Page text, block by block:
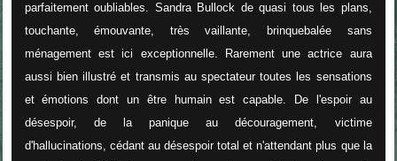
parfaitement oubliables. Sandra Bullock de quasi tous les plans,
touchante, émouvante, très vaillante, brinquebalée sans
ménagement est ici exceptionnelle. Rarement une actrice aura
aussi bien illustré et transmis au spectateur toutes les sensations
et émotions dont un être humain est capable. De l'espoir au
désespoir, de la panique au découragement, victime
d'hallucinations, cédant au désespoir total et n'attendant plus que la